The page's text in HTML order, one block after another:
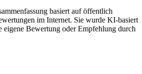
basiert auf öffentlich
im Internet. Sie wurde KI-basiert
eigene Bewertung oder Empfehlung durch